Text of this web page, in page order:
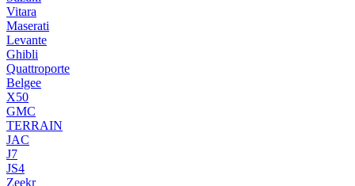
Vitara
Maserati
Levante
Ghibli
Quattroporte
Belgee
X50
GMC
TERRAIN
JAC
J7
JS4
Zeekr